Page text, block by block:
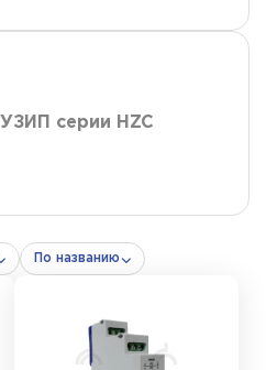
УЗИП серии HZC
По названию